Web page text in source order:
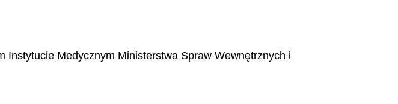
Medycznym Ministerstwa Spraw Wewnętrznych i